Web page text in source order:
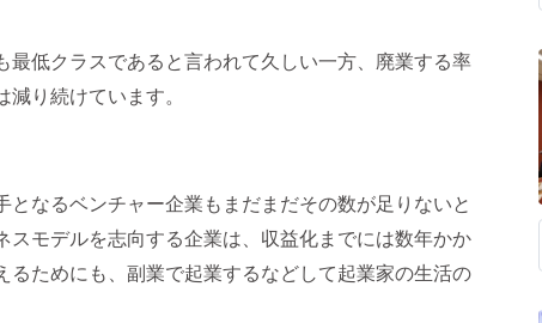
最低クラスであると言われて久しい一方、廃業する率
り続けています。
となるベンチャー企業もまだまだその数が足りないと
モデルを志向する企業は、収益化までには数年かか
るためにも、副業で起業するなどして起業家の生活の